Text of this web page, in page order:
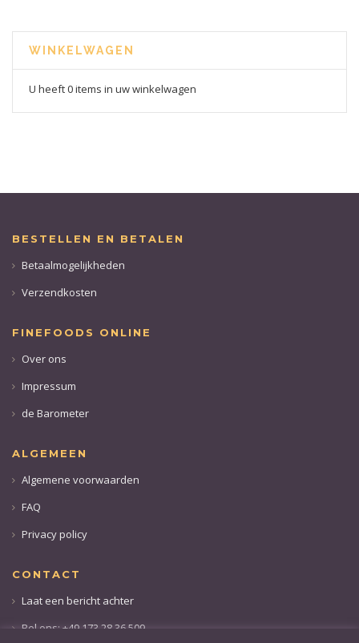
WINKELWAGEN
U heeft 0 items in uw winkelwagen
BESTELLEN EN BETALEN
Betaalmogelijkheden
Verzendkosten
FINEFOODS ONLINE
Over ons
Impressum
de Barometer
ALGEMEEN
Algemene voorwaarden
FAQ
Privacy policy
CONTACT
Laat een bericht achter
Bel ons: +49 173 28 36 509